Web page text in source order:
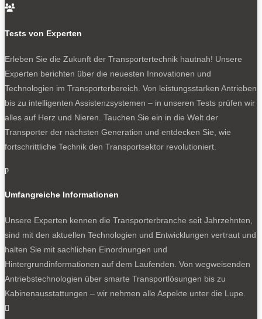

Tests von Experten
Erleben Sie die Zukunft der Transportertechnik hautnah! Unsere
Experten berichten über die neuesten Innovationen und
Technologien im Transporterbereich. Von leistungsstarken Antrieben
bis zu intelligenten Assistenzsystemen – in unseren Tests prüfen wir
alles auf Herz und Nieren. Tauchen Sie ein in die Welt der
Transporter der nächsten Generation und entdecken Sie, wie
fortschrittliche Technik den Transportsektor revolutioniert.
p
Umfangreiche Informationen
Unsere Experten kennen die Transporterbranche seit Jahrzehnten,
sind mit den aktuellen Technologien und Entwicklungen vertraut und
halten Sie mit sachlichen Einordnungen und
Hintergrundinformationen auf dem Laufenden. Von wegweisenden
Antriebstechnologien über smarte Transportlösungen bis zu
Kabinenausstattungen – wir nehmen alle Aspekte unter die Lupe.
